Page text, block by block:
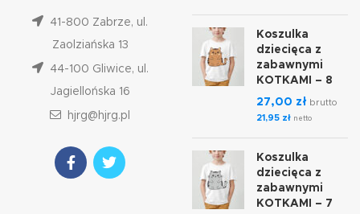
41-800 Zabrze, ul.
Zaolziańska 13
44-100 Gliwice, ul.
Jagiellońska 16
hjrg@hjrg.pl
Koszulka
dziecięca z
zabawnymi
KOTKAMI – 8
27,00 zł brutto
21,95 zł netto
Koszulka
dziecięca z
zabawnymi
KOTKAMI – 7